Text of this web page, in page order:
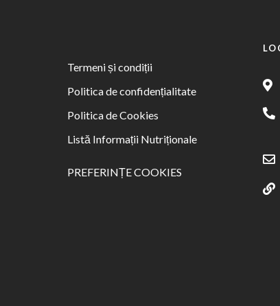
Termeni și condiții
Politica de confidențialitate
Politica de Cookies
Listă Informații Nutriționale
PREFERINȚE COOKIES